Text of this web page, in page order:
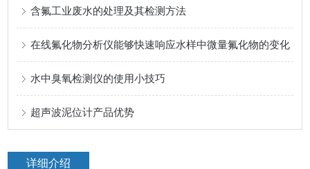
含氟工业废水的处理及其检测方法
在线氟化物分析仪能够快速响应水样中微量氟化物的变化
水中臭氧检测仪的使用小技巧
超声波泥位计产品优势
详细介绍